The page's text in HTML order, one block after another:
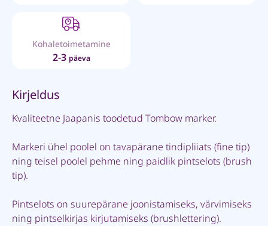
Kohaletoimetamine
2-3 päeva
Kirjeldus
Kvaliteetne Jaapanis toodetud Tombow marker.
Markeri ühel poolel on tavapärane tindipliiats (fine tip)
ning teisel poolel pehme ning paidlik pintselots (brush
tip).
Pintselots on suurepärane joonistamiseks, värvimiseks
ning pintselkirjas kirjutamiseks (brushlettering).